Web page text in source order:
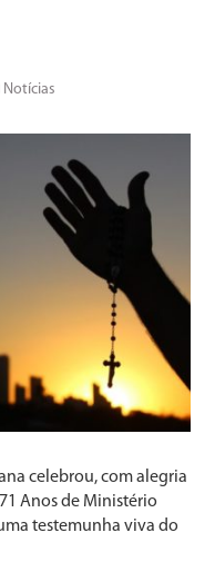
Notícias
celebrou, com alegria
Anos de Ministério
testemunha viva do